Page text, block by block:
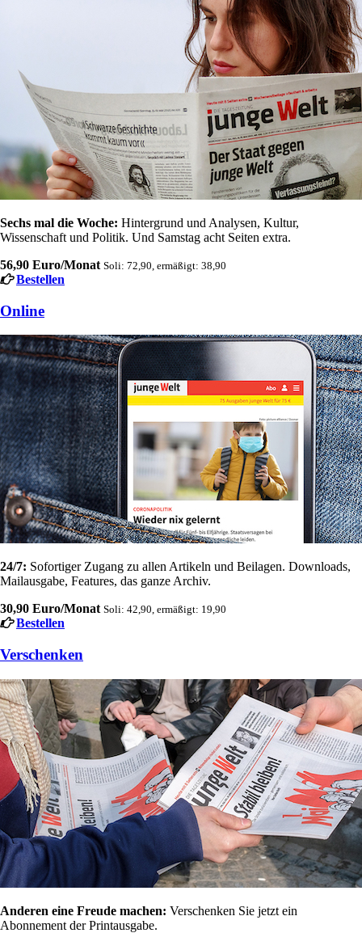
Sechs mal die Woche: Hintergrund und Analysen, Kultur,
Wissenschaft und Politik. Und Samstag acht Seiten extra.
56,90 Euro/Monat Soli: 72,90, ermäßigt: 38,90
Bestellen
Online
24/7: Sofortiger Zugang zu allen Artikeln und Beilagen. Downloads,
Mailausgabe, Features, das ganze Archiv.
30,90 Euro/Monat Soli: 42,90, ermäßigt: 19,90
Bestellen
Verschenken
Anderen eine Freude machen: Verschenken Sie jetzt ein
Abonnement der Printausgabe.